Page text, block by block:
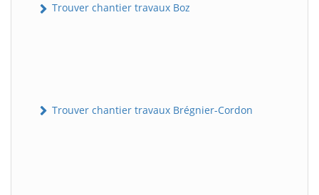
Trouver chantier travaux Boz
Trouver chantier travaux Brégnier-Cordon